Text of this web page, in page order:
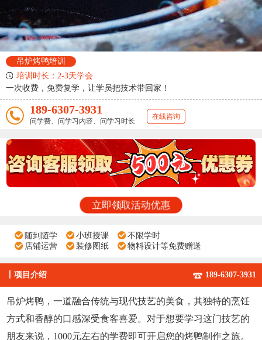
吊炉烤鸭培训
培训时长：2-3天学会
一次收费，免费复学，让学员把技术带回家！
189-6307-3931
问学费、问学习内容、问学习时长
在线咨询
立即领取活动优惠
随到随学 小班授课
不限学时
店铺运营
装修图纸 物料设计等免费赠送
项目介绍 189-6307-3931
吊炉烤鸭，一道融合传统与现代技艺的美食，其独特的烹饪
方式和香醇的口感深受食客喜爱。对于想要学习这门技艺的
朋友来说，1000元左右的学费即可开启您的烤鸭制作之旅。